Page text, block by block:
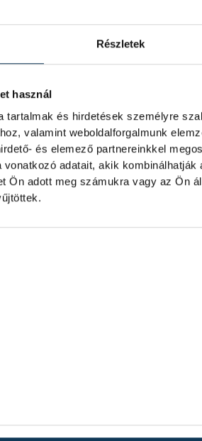
Részletek
használ
tartalmak és hirdetések személyre
valamint weboldalforgalmunk
és elemező partnereinkkel
vonatkozó adatait, akik
Ön adott meg számukra vagy az Ön
szerint az idő
környezetben
Betlehem Dávid a párizsi
szerzett ezüstérmét
bízik benne, hogy akár már
győzelemmel
melyet 1-0-ra nyert meg
szereplő együttes.